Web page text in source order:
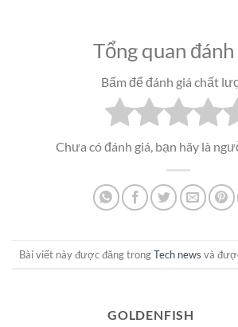
Tổng quan đánh
Bấm để đánh giá chất
Chưa có đánh giá, bạn hãy là
Bài viết này được đăng trongTech news và
GOLDENFISH